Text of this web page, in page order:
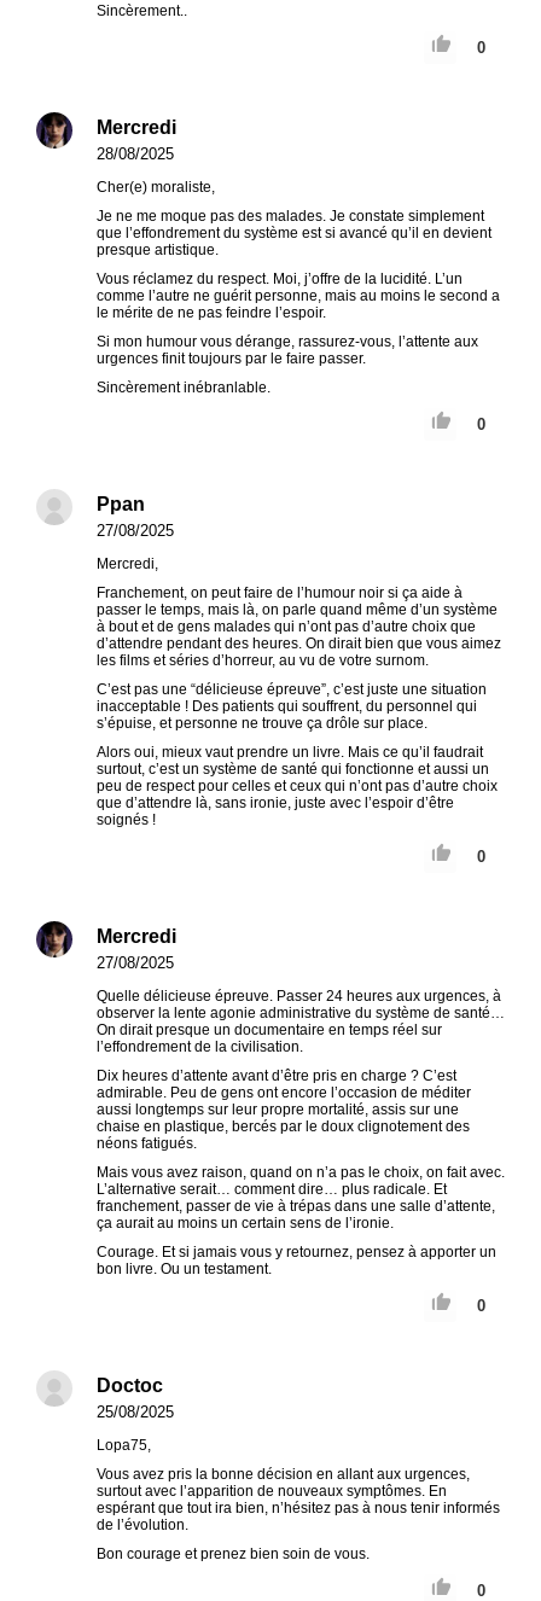
Sincèrement..
0
Mercredi
28/08/2025
Cher(e) moraliste,
Je ne me moque pas des malades. Je constate simplement
que l’effondrement du système est si avancé qu’il en devient
presque artistique.
Vous réclamez du respect. Moi, j’offre de la lucidité. L’un
comme l’autre ne guérit personne, mais au moins le second a
le mérite de ne pas feindre l’espoir.
Si mon humour vous dérange, rassurez-vous, l’attente aux
urgences finit toujours par le faire passer.
Sincèrement inébranlable.
0
Ppan
27/08/2025
Mercredi,
Franchement, on peut faire de l’humour noir si ça aide à
passer le temps, mais là, on parle quand même d’un système
à bout et de gens malades qui n’ont pas d’autre choix que
d’attendre pendant des heures. On dirait bien que vous aimez
les films et séries d’horreur, au vu de votre surnom.
C’est pas une “délicieuse épreuve”, c’est juste une situation
inacceptable ! Des patients qui souffrent, du personnel qui
s’épuise, et personne ne trouve ça drôle sur place.
Alors oui, mieux vaut prendre un livre. Mais ce qu’il faudrait
surtout, c’est un système de santé qui fonctionne et aussi un
peu de respect pour celles et ceux qui n’ont pas d’autre choix
que d’attendre là, sans ironie, juste avec l’espoir d’être
soignés !
0
Mercredi
27/08/2025
Quelle délicieuse épreuve. Passer 24 heures aux urgences, à
observer la lente agonie administrative du système de santé…
On dirait presque un documentaire en temps réel sur
l’effondrement de la civilisation.
Dix heures d’attente avant d’être pris en charge ? C’est
admirable. Peu de gens ont encore l’occasion de méditer
aussi longtemps sur leur propre mortalité, assis sur une
chaise en plastique, bercés par le doux clignotement des
néons fatigués.
Mais vous avez raison, quand on n’a pas le choix, on fait avec.
L’alternative serait… comment dire… plus radicale. Et
franchement, passer de vie à trépas dans une salle d’attente,
ça aurait au moins un certain sens de l’ironie.
Courage. Et si jamais vous y retournez, pensez à apporter un
bon livre. Ou un testament.
0
Doctoc
25/08/2025
Lopa75,
Vous avez pris la bonne décision en allant aux urgences,
surtout avec l’apparition de nouveaux symptômes. En
espérant que tout ira bien, n’hésitez pas à nous tenir informés
de l’évolution.
Bon courage et prenez bien soin de vous.
0